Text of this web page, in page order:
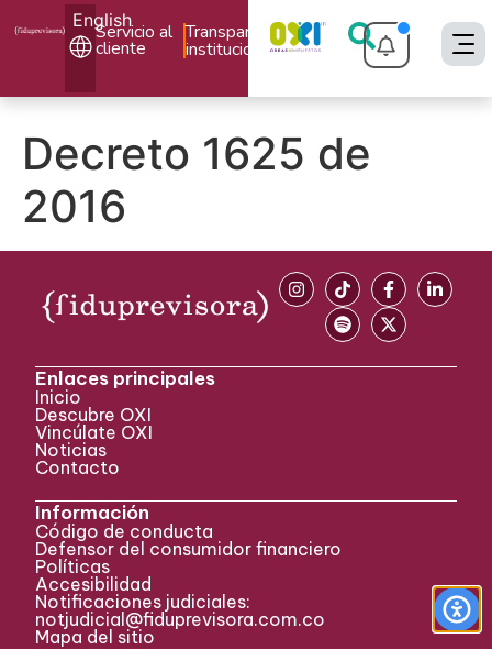
Servicio al
cliente
Transparencia
institucional
English
Decreto 1625 de
2016
Enlaces principales
Inicio
Descubre OXI
Vincúlate OXI
Noticias
Contacto
Información
Código de conducta
Defensor del consumidor financiero
Políticas
Accesibilidad
Notificaciones judiciales:
notjudicial@fiduprevisora.com.co
Mapa del sitio